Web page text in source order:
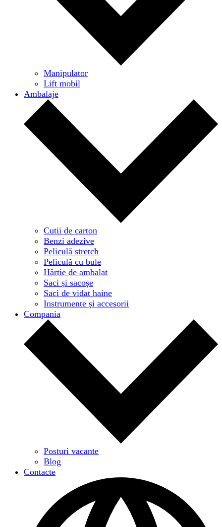
Manipulator
Lift mobil
Ambalaje
Cutii de carton
Benzi adezive
Peliculă stretch
Peliculă cu bule
Hârtie de ambalat
Saci și sacoșe
Saci de vidat haine
Instrumente și accesorii
Compania
Posturi vacante
Blog
Contacte